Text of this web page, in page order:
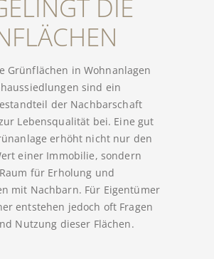
DIE
Grünflächen in Wohnanlagen
sind ein
der Nachbarschaft
Lebensqualität bei. Eine gut
erhöht nicht nur den
einer Immobilie, sondern
für Erholung und
mit Nachbarn. Für Eigentümer
entstehen jedoch oft Fragen
Nutzung dieser Flächen.